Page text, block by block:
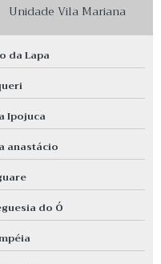
Unidade Vila Mariana
da Lapa
Ipojuca
anastácio
do Ó